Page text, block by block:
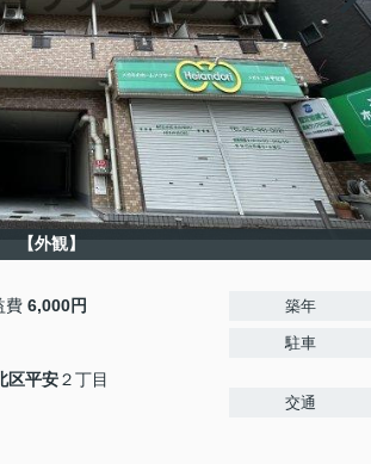
【外観】
費 6,000円
区平安２丁目
築年
駐車
交通